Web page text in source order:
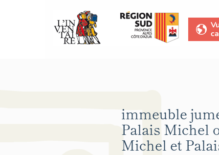
immeuble
Palais Michel
Michel et